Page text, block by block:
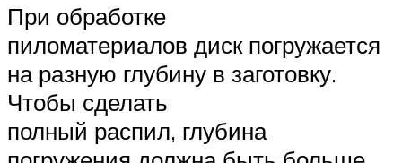
При обработке
пиломатериалов диск погружается
на разную глубину в заготовку.
Чтобы сделать
полный распил, глубина